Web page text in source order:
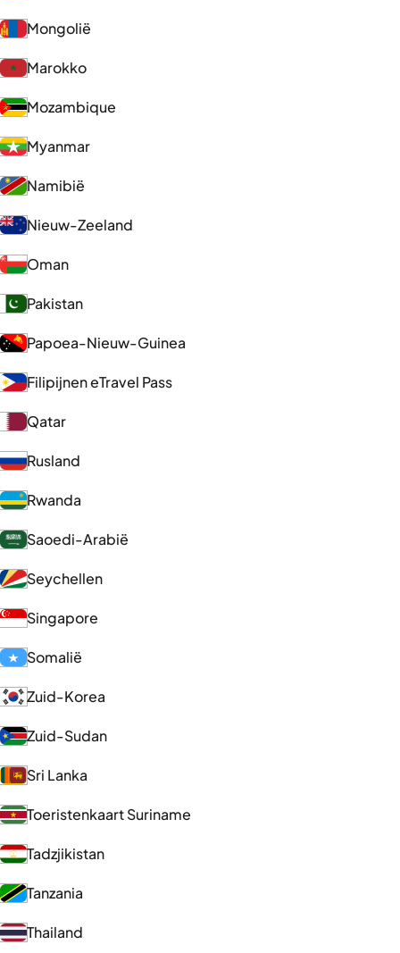
Mongolië
Marokko
Mozambique
Myanmar
Namibië
Nieuw-Zeeland
Oman
Pakistan
Papoea-Nieuw-Guinea
Filipijnen eTravel Pass
Qatar
Rusland
Rwanda
Saoedi-Arabië
Seychellen
Singapore
Somalië
Zuid-Korea
Zuid-Sudan
Sri Lanka
Toeristenkaart Suriname
Tadzjikistan
Tanzania
Thailand